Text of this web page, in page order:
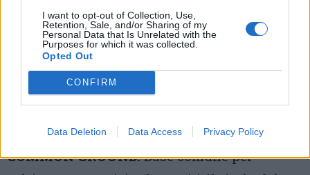
I want to opt-out of Collection, Use,
Retention, Sale, and/or Sharing of my
Personal Data that Is Unrelated with the
Purposes for which it was collected.
Opted Out
CONFIRM
Data Deletion Data Access Privacy Policy
difficoltà dell’ambiente scolastico per
soffermarsi sull’importanza di valorizzare la
creatività, l’autonomia e l’innovazione di
educatrici ed educatori per promuovere un
ambiente di apprendimento inclusivo e
COMMON GROUND.Base comune per